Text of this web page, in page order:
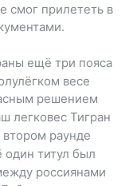
смог прилететь в
ещё три пояса
весе
решением
легковес Тигран
раунде
один титул был
россиянами